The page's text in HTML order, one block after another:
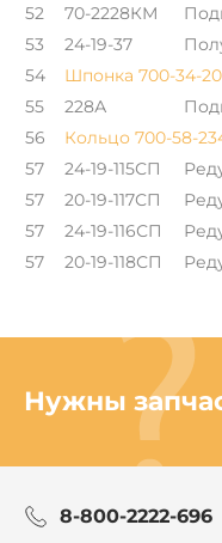
52
70-2228КМ
53
24-19-37
54
Шпонка 700-34-
55
228А
56
Кольцо 700-58-
57
24-19-115СП
57
20-19-117СП
57
24-19-116СП
57
20-19-118СП
Нужны
8-800-2222-696